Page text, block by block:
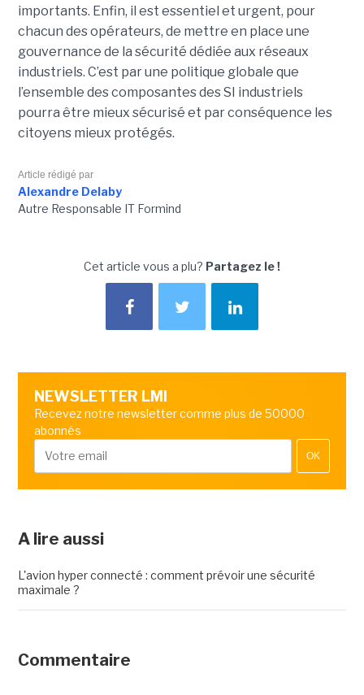
importants. Enfin, il est essentiel et urgent, pour
chacun des opérateurs, de mettre en place une
gouvernance de la sécurité dédiée aux réseaux
industriels. C’est par une politique globale que
l’ensemble des composantes des SI industriels
pourra être mieux sécurisé et par conséquence les
citoyens mieux protégés.
Article rédigé par
Alexandre Delaby
Autre Responsable IT Formind
Cet article vous a plu? Partagez le !
NEWSLETTER LMI
Recevez notre newsletter comme plus de 50000
abonnés
OK
A lire aussi
L'avion hyper connecté : comment prévoir une sécurité
maximale ?
Commentaire